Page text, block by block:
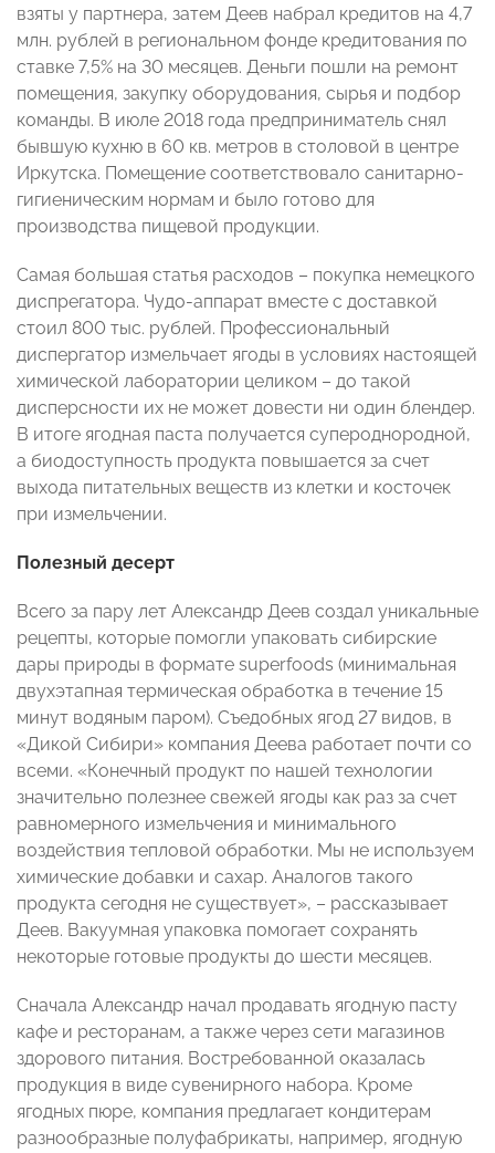
взяты у партнера, затем Деев набрал кредитов на 4,7
млн. рублей в региональном фонде кредитования по
ставке 7,5% на 30 месяцев. Деньги пошли на ремонт
помещения, закупку оборудования, сырья и подбор
команды. В июле 2018 года предприниматель снял
бывшую кухню в 60 кв. метров в столовой в центре
Иркутска. Помещение соответствовало санитарно-
гигиеническим нормам и было готово для
производства пищевой продукции.
Самая большая статья расходов – покупка немецкого
диспрегатора. Чудо-аппарат вместе с доставкой
стоил 800 тыс. рублей. Профессиональный
диспергатор измельчает ягоды в условиях настоящей
химической лаборатории целиком – до такой
дисперсности их не может довести ни один блендер.
В итоге ягодная паста получается супероднородной,
а биодоступность продукта повышается за счет
выхода питательных веществ из клетки и косточек
при измельчении.
Полезный десерт
Всего за пару лет Александр Деев создал уникальные
рецепты, которые помогли упаковать сибирские
дары природы в формате superfoods (минимальная
двухэтапная термическая обработка в течение 15
минут водяным паром). Съедобных ягод 27 видов, в
«Дикой Сибири» компания Деева работает почти со
всеми. «Конечный продукт по нашей технологии
значительно полезнее свежей ягоды как раз за счет
равномерного измельчения и минимального
воздействия тепловой обработки. Мы не используем
химические добавки и сахар. Аналогов такого
продукта сегодня не существует», – рассказывает
Деев. Вакуумная упаковка помогает сохранять
некоторые готовые продукты до шести месяцев.
Сначала Александр начал продавать ягодную пасту
кафе и ресторанам, а также через сети магазинов
здорового питания. Востребованной оказалась
продукция в виде сувенирного набора. Кроме
ягодных пюре, компания предлагает кондитерам
разнообразные полуфабрикаты, например, ягодную